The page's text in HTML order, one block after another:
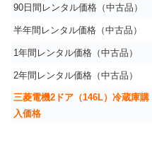
90日間レンタル価格（中古品）
半年間レンタル価格（中古品）
1年間レンタル価格（中古品）
2年間レンタル価格（中古品）
三菱電機2ドア（146L）冷蔵庫購
入価格